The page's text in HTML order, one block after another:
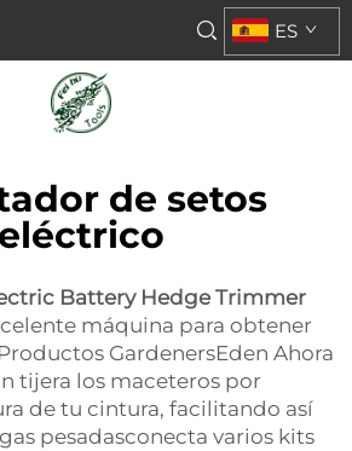
ES
de setos
eléctrico
Battery Hedge Trimmer
máquina para obtener
GardenersEden Ahora
tijera los maceteros por
de tu cintura, facilitando así
pesadasconecta varios kits